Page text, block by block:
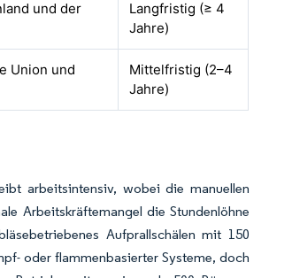
und der
Langfristig (≥ 4
Jahre)
Union und
Mittelfristig (2–4
Jahre)
arbeitsintensiv, wobei die manuellen
Arbeitskräftemangel die Stundenlöhne
Aufprallschälen mit 150
oder flammenbasierter Systeme, doch